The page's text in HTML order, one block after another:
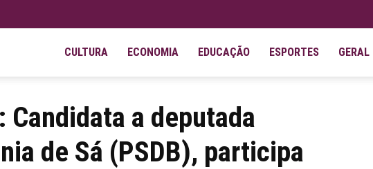
CULTURA ECONOMIA EDUCAÇÃO ESPORTES GERAL
a deputada federal, Geovania de Sá (PSDB), participa de...
a deputada
de Sá (PSDB), participa